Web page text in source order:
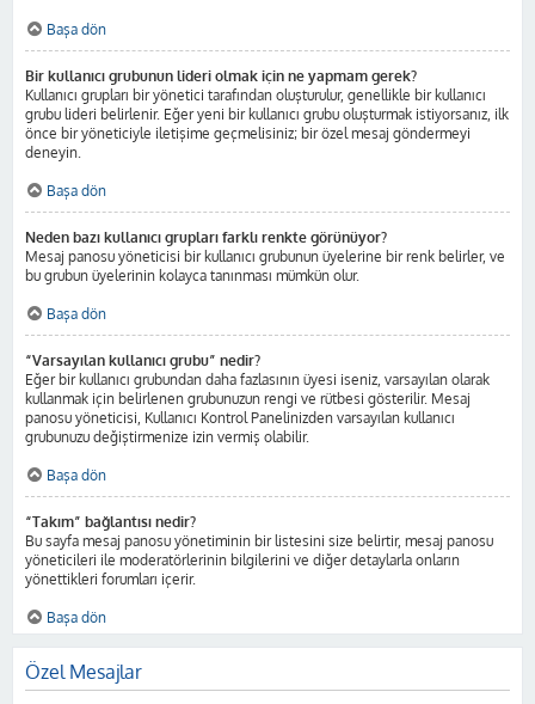
Başa dön
Bir kullanıcı grubunun lideri olmak için ne yapmam gerek?
Kullanıcı grupları bir yönetici tarafından oluşturulur, genellikle bir kullanıcı
grubu lideri belirlenir. Eğer yeni bir kullanıcı grubu oluşturmak istiyorsanız, ilk
önce bir yöneticiyle iletişime geçmelisiniz; bir özel mesaj göndermeyi
deneyin.
Başa dön
Neden bazı kullanıcı grupları farklı renkte görünüyor?
Mesaj panosu yöneticisi bir kullanıcı grubunun üyelerine bir renk belirler, ve
bu grubun üyelerinin kolayca tanınması mümkün olur.
Başa dön
“Varsayılan kullanıcı grubu” nedir?
Eğer bir kullanıcı grubundan daha fazlasının üyesi iseniz, varsayılan olarak
kullanmak için belirlenen grubunuzun rengi ve rütbesi gösterilir. Mesaj
panosu yöneticisi, Kullanıcı Kontrol Panelinizden varsayılan kullanıcı
grubunuzu değiştirmenize izin vermiş olabilir.
Başa dön
“Takım” bağlantısı nedir?
Bu sayfa mesaj panosu yönetiminin bir listesini size belirtir, mesaj panosu
yöneticileri ile moderatörlerinin bilgilerini ve diğer detaylarla onların
yönettikleri forumları içerir.
Başa dön
Özel Mesajlar